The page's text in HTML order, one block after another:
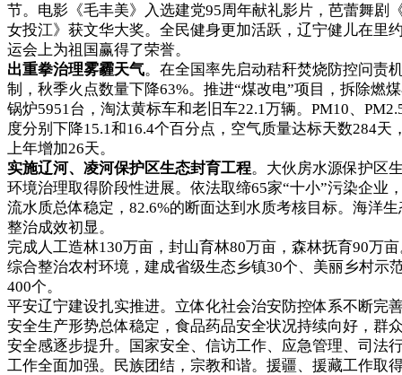
节。电影《毛丰美》入选建党95周年献礼影片，芭蕾舞剧
女投江》获文华大奖。全民健身更加活跃，辽宁健儿在里
运会上为祖国赢得了荣誉。
出重拳治理雾霾天气。在全国率先启动秸秆焚烧防控问责
制，秋季火点数量下降63%。推进“煤改电”项目，拆除燃
锅炉5951台，淘汰黄标车和老旧车22.1万辆。PM10、
度分别下降15.1和16.4个百分点，空气质量达标天数284天
上年增加26天。
实施辽河、凌河保护区生态封育工程。大伙房水源保护区
环境治理取得阶段性进展。依法取缔65家“十小”污染企业
流水质总体稳定，82.6%的断面达到水质考核目标。海洋生
整治成效初显。
完成人工造林130万亩，封山育林80万亩，森林抚育90万
综合整治农村环境，建成省级生态乡镇30个、美丽乡村示
400个。
平安辽宁建设扎实推进。立体化社会治安防控体系不断完
安全生产形势总体稳定，食品药品安全状况持续向好，群
安全感逐步提升。国家安全、信访工作、应急管理、司法
工作全面加强。民族团结，宗教和谐。援疆、援藏工作取